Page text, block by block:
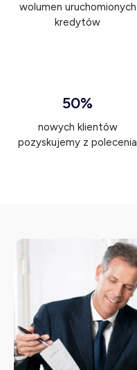
wolumen uruchomionych
kredytów
50%
nowych klientów
pozyskujemy z polecenia